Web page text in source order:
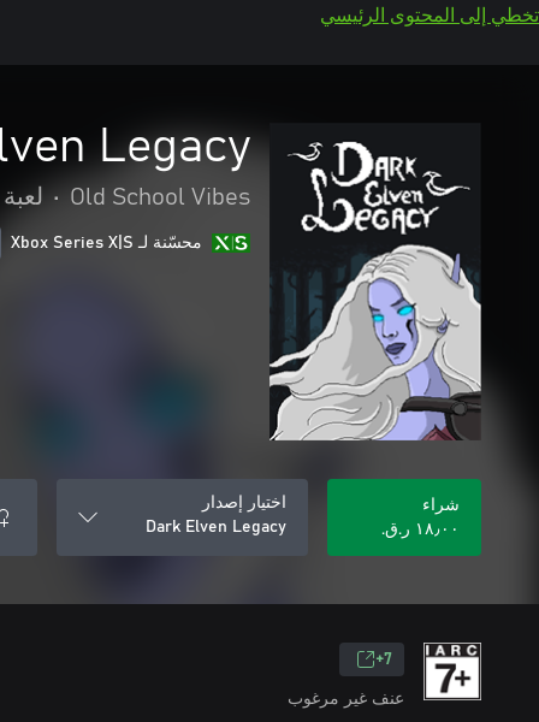
تخطي إلى المحتوى الرئيسي
Legacy
Old School Vibes
•
محسّنة لـ Xbox Series X|S
شراء
١٨٫٠٠ ر.ق.‏
اختيار إصدار
Dark Elven Legacy
7+
عنف غير مرغوب